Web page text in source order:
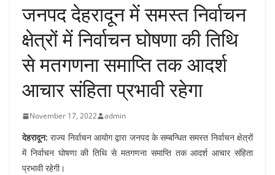
जनपद देहरादून में समस्त निर्वाचन
क्षेत्रों में निर्वाचन घोषणा की तिथि
से मतगणना समाप्ति तक आदर्श
आचार संहिता प्रभावी रहेगा
November 17, 2022 admin
देहरादून: राज्य निर्वाचन आयोग द्वारा जनपद के सम्बन्धित समस्त निर्वाचन क्षेत्रों
में निर्वाचन घोषणा की तिथि से मतगणना समाप्ति तक आदर्श आचार संहिता
प्रभावी रहेगी।